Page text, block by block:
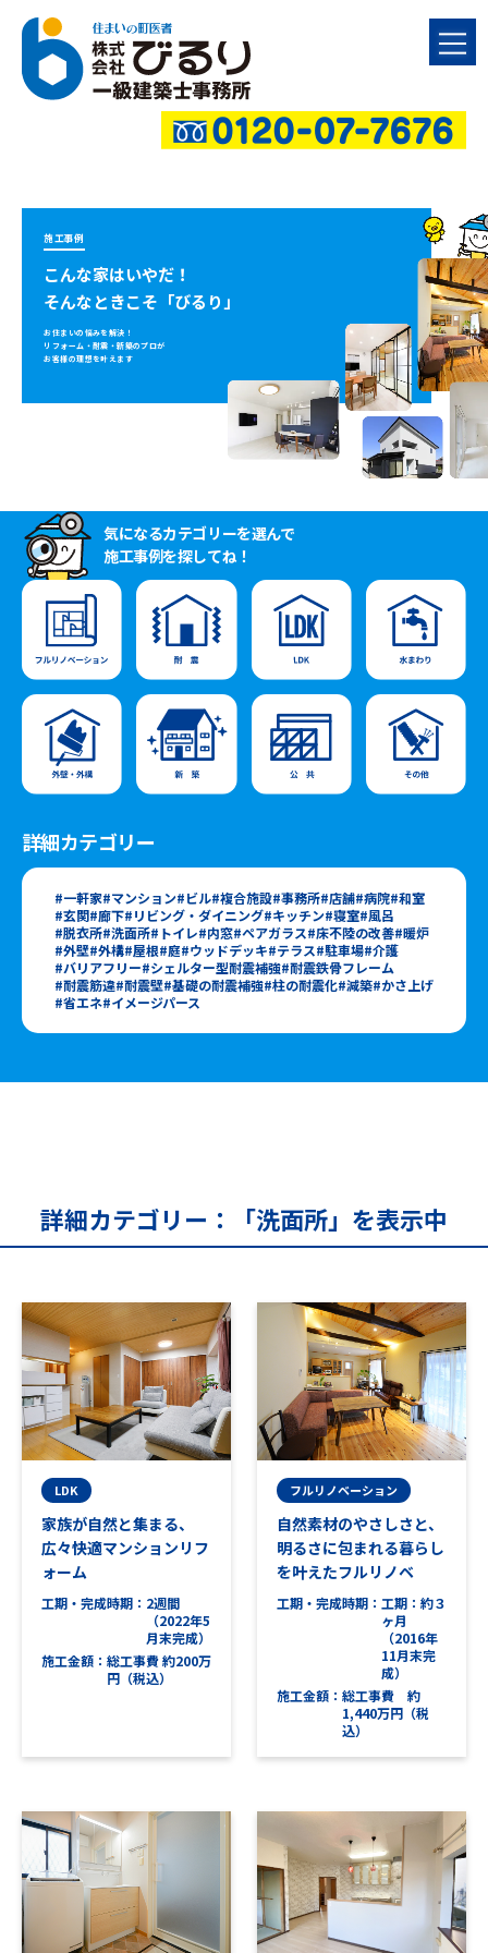
施工事例
こんな家はいやだ！
そんなときこそ「びるり」
お住まいの悩みを解決！
リフォーム・耐震・新築のプロが
お客様の理想を叶えます
気になるカテゴリーを選んで
施工事例を探してね！
詳細カテゴリー
一軒家 マンション ビル 複合施設 事務所 店舗 病院 和室
玄関 廊下 リビング・ダイニング キッチン 寝室 風呂
脱衣所 洗面所 トイレ 内窓 ペアガラス 床不陸の改善 暖炉
外壁 外構 屋根 庭 ウッドデッキ テラス 駐車場 介護
バリアフリー シェルター型耐震補強 耐震鉄骨フレーム
耐震筋違 耐震壁 基礎の耐震補強 柱の耐震化 減築 かさ上げ
省エネ イメージパース
詳細カテゴリー：「洗面所」を表示中
LDK
家族が自然と集まる、
広々快適マンションリフ
ォーム
工期・完成時期
2週間
（2022年5
月末完成）
施工金額
総工事費 約200万
円（税込）
フルリノベーション
自然素材のやさしさと、
明るさに包まれる暮らし
を叶えたフルリノベ
工期・完成時期
工期：約３
ヶ月
（2016年
11月末完
成）
施工金額
総工事費 約
1,440万円（税
込）